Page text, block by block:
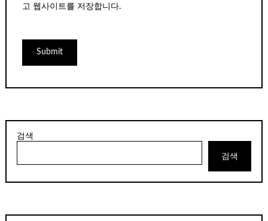
고 웹사이트를 저장합니다.
검색
검색